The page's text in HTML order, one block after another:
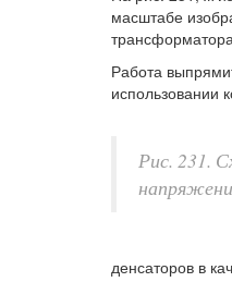
масштабе
Работа
использовании
Рис. 231.
денсаторов в